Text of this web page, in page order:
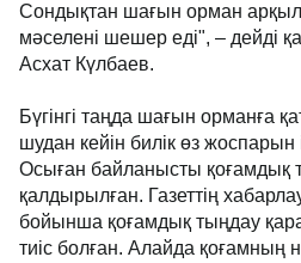
Сондықтан шағын орман
мәселені шешер еді", – дейді
Асхат Күлбаев.
Бүгінгі таңда шағын орманға
шудан кейін билік өз
Осыған байланысты қоғамдық
қалдырылған. Газеттің
бойынша қоғамдық тыңдау
тиіс болған. Алайда қоғамның